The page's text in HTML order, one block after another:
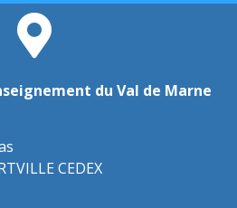
du Val de Marne
CEDEX